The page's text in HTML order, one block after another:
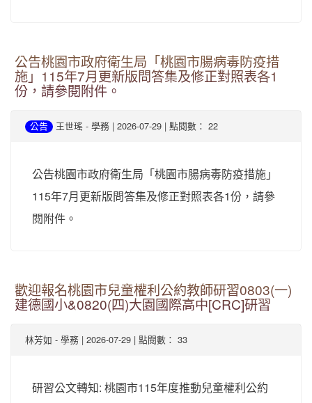
公告桃園市政府衛生局「桃園市腸病毒防疫措
施」115年7月更新版問答集及修正對照表各1
份，請參閱附件。
公告 王世瑤 - 學務 | 2026-07-29 | 點閱數： 22
公告桃園市政府衛生局「桃園市腸病毒防疫措施」
115年7月更新版問答集及修正對照表各1份，請參
閱附件。
歡迎報名桃園市兒童權利公約教師研習0803(一)
建德國小&0820(四)大園國際高中[CRC]研習
林芳如 - 學務 | 2026-07-29 | 點閱數： 33
研習公文轉知: 桃園市115年度推動兒童權利公約